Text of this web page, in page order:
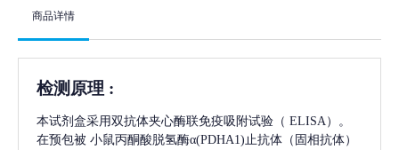
商品详情
检测原理 :
本试剂盒采用双抗体夹心酶联免疫吸附试验（ ELISA）。
在预包被 小鼠丙酮酸脱氢酶α(PDHA1) 止抗体（固相抗体）